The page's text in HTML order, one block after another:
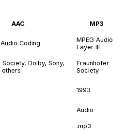
AAC MP3
Coding
MPEG Audio
Layer III
Society, Dolby, Sony,
others
Fraunhofer
Society
1993
Audio
.mp3